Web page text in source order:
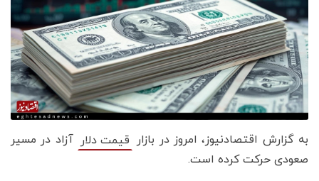
به گزارش اقتصادنیوز، امروز در بازار قیمت دلار آزاد در مسیر
صعودی حرکت کرده است.